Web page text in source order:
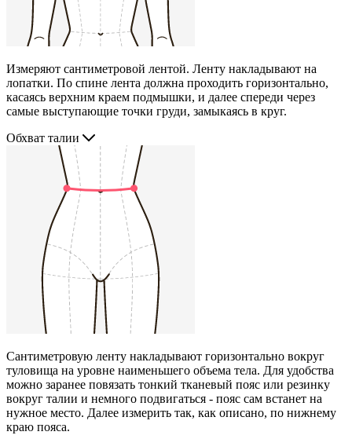
Измеряют сантиметровой лентой. Ленту накладывают на
лопатки. По спине лента должна проходить горизонтально,
касаясь верхним краем подмышки, и далее спереди через
самые выступающие точки груди, замыкаясь в круг.
Обхват талии
Сантиметровую ленту накладывают горизонтально вокруг
туловища на уровне наименьшего объема тела. Для удобства
можно заранее повязать тонкий тканевый пояс или резинку
вокруг талии и немного подвигаться - пояс сам встанет на
нужное место. Далее измерить так, как описано, по нижнему
краю пояса.